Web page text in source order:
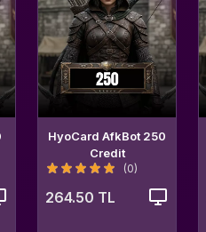
HyoCard AfkBot 250
Credit
(0)
264.50 TL